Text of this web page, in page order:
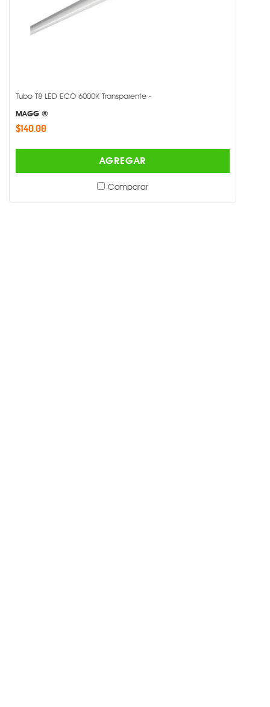
Tubo T8 LED ECO 6000K Transparente -
MAGG ®
$140.00
AGREGAR
Comparar